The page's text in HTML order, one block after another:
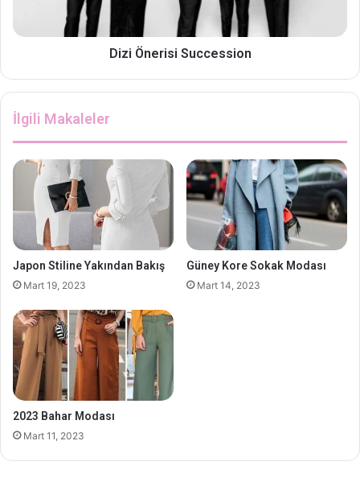
Dizi Önerisi Succession
İlgili Makaleler
Japon Stiline Yakından Bakış
Mart 19, 2023
Güney Kore Sokak Modası
Mart 14, 2023
2023 Bahar Modası
Mart 11, 2023